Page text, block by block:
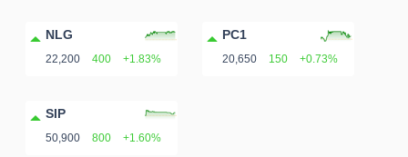
NLG
22,200 400 +1.83%
PC1
20,650 150 +0.73%
SIP
50,900 800 +1.60%